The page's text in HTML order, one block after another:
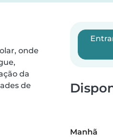
onde
da
de
Manhã